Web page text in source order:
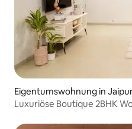
Eigentumswohnung in
Luxuriöse Boutique 2BHK